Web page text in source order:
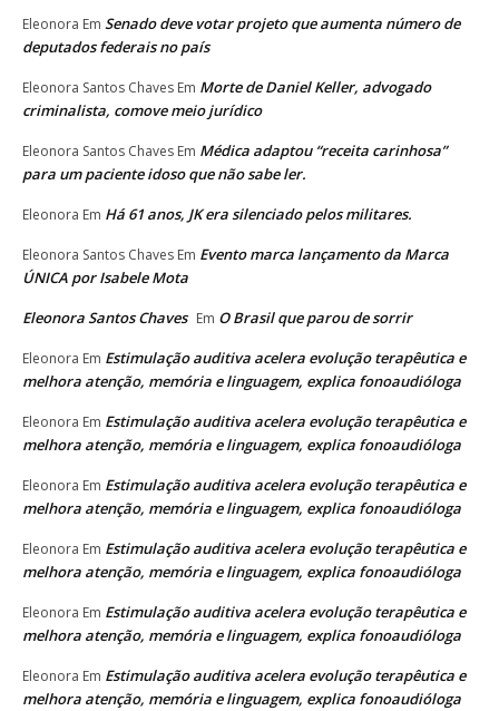
Eleonora Em Senado deve votar projeto que aumenta número de
deputados federais no país
Eleonora Santos Chaves Em Morte de Daniel Keller, advogado
criminalista, comove meio jurídico
Eleonora Santos Chaves Em Médica adaptou “receita carinhosa”
para um paciente idoso que não sabe ler.
Eleonora Em Há 61 anos, JK era silenciado pelos militares.
Eleonora Santos Chaves Em Evento marca lançamento da Marca
ÚNICA por Isabele Mota
Eleonora Santos Chaves Em O Brasil que parou de sorrir
Eleonora Em Estimulação auditiva acelera evolução terapêutica e
melhora atenção, memória e linguagem, explica fonoaudióloga
Eleonora Em Estimulação auditiva acelera evolução terapêutica e
melhora atenção, memória e linguagem, explica fonoaudióloga
Eleonora Em Estimulação auditiva acelera evolução terapêutica e
melhora atenção, memória e linguagem, explica fonoaudióloga
Eleonora Em Estimulação auditiva acelera evolução terapêutica e
melhora atenção, memória e linguagem, explica fonoaudióloga
Eleonora Em Estimulação auditiva acelera evolução terapêutica e
melhora atenção, memória e linguagem, explica fonoaudióloga
Eleonora Em Estimulação auditiva acelera evolução terapêutica e
melhora atenção, memória e linguagem, explica fonoaudióloga